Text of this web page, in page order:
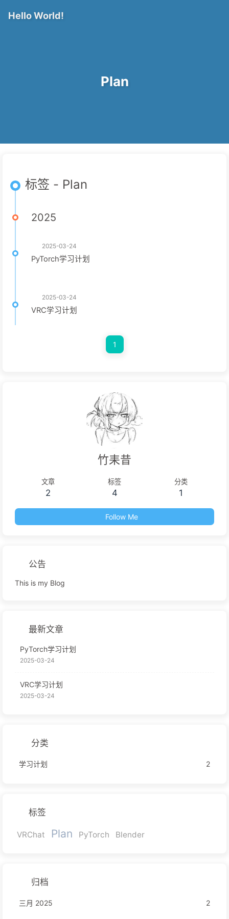
Hello World!
Plan
标签 - Plan
2025
2025-03-24
PyTorch学习计划
2025-03-24
VRC学习计划
1
竹耒昔
文章
2
标签
4
分类
1
Follow Me
公告
This is my Blog
最新文章
PyTorch学习计划
2025-03-24
VRC学习计划
2025-03-24
分类
学习计划 2
标签
VRChat Plan PyTorch Blender
归档
三月 2025 2